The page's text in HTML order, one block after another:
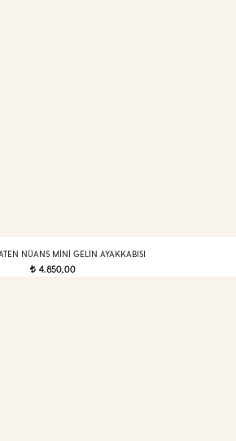
NÜANS MINI GELIN AYAKKABISI
t 4.850,00